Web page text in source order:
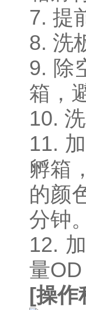
7. 提
8. 洗
9. 除
箱，
10.
11.
孵箱
的颜
分钟
12.
量
[操作